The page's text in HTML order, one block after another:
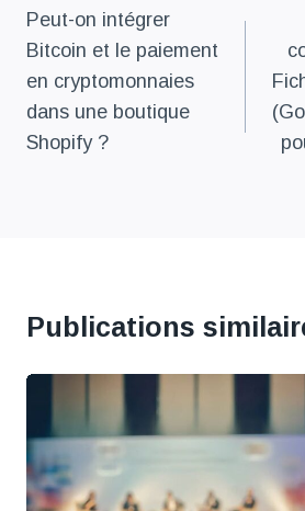
de
l’article
Peut-on intégrer
Bitcoin et le paiement
en cryptomonnaies
dans une boutique
Shopify ?
Publications